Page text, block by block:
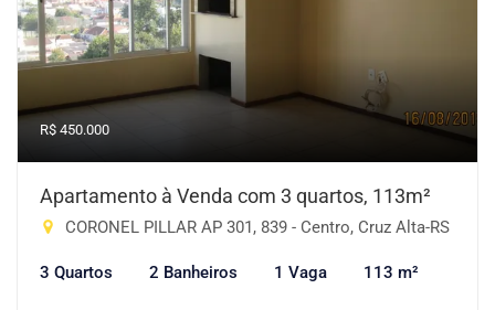
R$ 450.000
Apartamento à Venda com 3 quartos, 113m²
CORONEL PILLAR AP 301, 839 - Centro, Cruz Alta-RS
3 Quartos 2 Banheiros 1 Vaga 113 m²